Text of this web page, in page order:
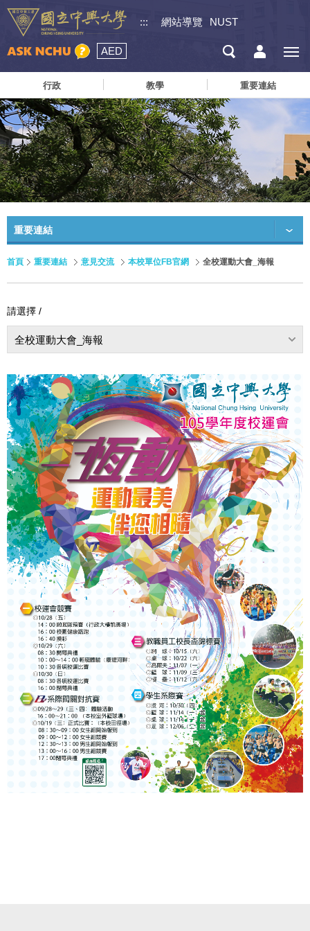
::: 網站導覽 NUST
AED
行政 教學 重要連結
重要連結
首頁 重要連結 意見交流 本校單位FB官網 全校運動大會_海報
請選擇 /
全校運動大會_海報